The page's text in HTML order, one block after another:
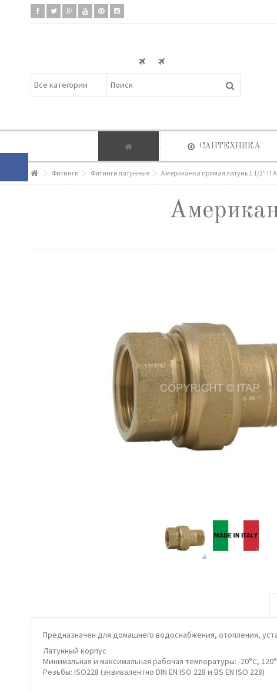
САНТЕХНИКА
Фитинги Фитинги латунные Американка прямая латунь 1 1/2"
Предназначен для домашнего водоснабжения, отопления,
Латунный корпус
Минимальная и максимальная рабочая температуры: -20°C,
Резьбы: ISO228 (эквивалентно DIN EN ISO 228 и BS EN ISO 228)